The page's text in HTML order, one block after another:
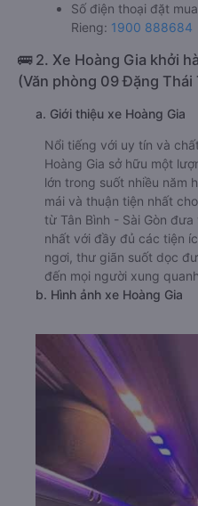
Số điện thoại đặt
Rieng: 1900 888684
🚌 2. Xe Hoàng Gia khởi
(Văn phòng 09 Đặng Thái
a. Giới thiệu xe Hoàng Gia
Nổi tiếng với uy tín và
Hoàng Gia sở hữu một
lớn trong suốt nhiều năm
mái và thuận tiện nhất
từ Tân Bình - Sài Gòn
nhất với đầy đủ các tiện
ngơi, thư giãn suốt dọc
đến mọi người xung
b. Hình ảnh xe Hoàng Gia